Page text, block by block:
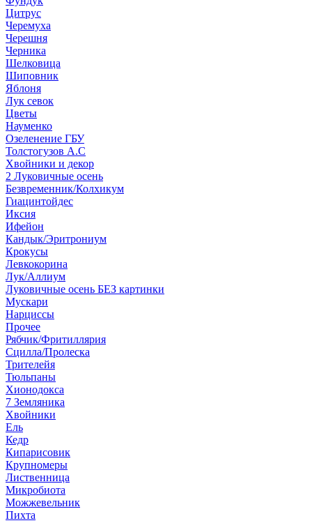
Цитрус
Черемуха
Черешня
Черника
Шелковица
Шиповник
Яблоня
Лук севок
Цветы
Науменко
Озеленение ГБУ
Толстогузов А.С
Хвойники и декор
2 Луковичные осень
Безвременник/Колхикум
Гиацинтойдес
Иксия
Ифейон
Кандык/Эритрониум
Крокусы
Левкокорина
Лук/Аллиум
Луковичные осень БЕЗ картинки
Мускари
Нарциссы
Прочее
Рябчик/Фритиллярия
Сцилла/Пролеска
Трителейя
Тюльпаны
Хионодокса
7 Земляника
Хвойники
Ель
Кедр
Кипарисовик
Крупномеры
Лиственница
Микробиота
Можжевельник
Пихта